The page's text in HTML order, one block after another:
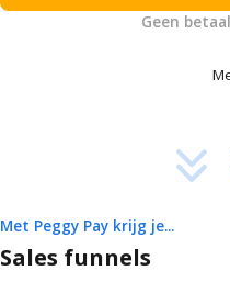
Geen
Met Peggy Pay krijg je...
Sales funnels